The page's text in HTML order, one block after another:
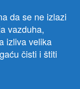
da se ne izlazi
vazduha,
izliva velika
čisti i štiti